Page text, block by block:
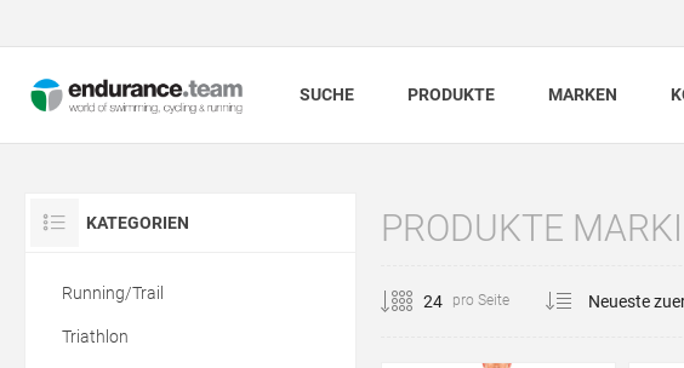
SUCHE PRODUKTE MARKEN
PRODUKTE
pro Seite
KATEGORIEN
Running/Trail
Triathlon